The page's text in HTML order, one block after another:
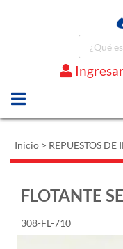
Inicio > REPUESTOS DE
FLOTANTE
308-FL-710